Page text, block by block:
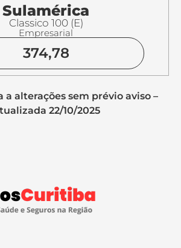
Sulamérica
Classico 100 (E)
Empresarial
374,78
a alterações sem prévio aviso –
22/10/2025